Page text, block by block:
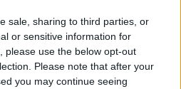
sale, sharing to third parties, or
or sensitive information for
please use the below opt-out
Please note that after your
you may continue seeing
făcând odonație